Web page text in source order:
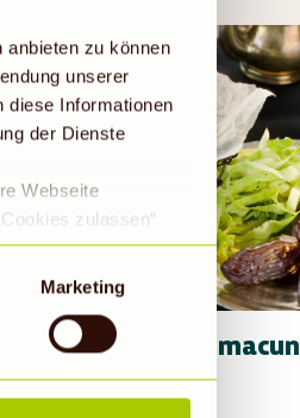
anbieten zu können
unserer
diese Informationen
der Dienste
Webseite
zulassen“
eingewilligt, dass
mit einem nach
dass die Daten
Marketing
Vegetarisches Lahmacun
1h 20min